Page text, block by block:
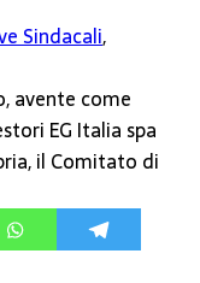
Sindacali,
avente come
EG Italia spa
il Comitato di